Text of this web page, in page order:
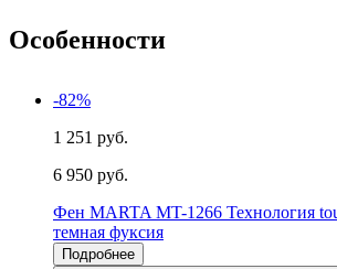
Особенности
-82%
1 251 руб.
6 950 руб.
Фен MARTA MT-1266 Технология
темная фуксия
Подробнее